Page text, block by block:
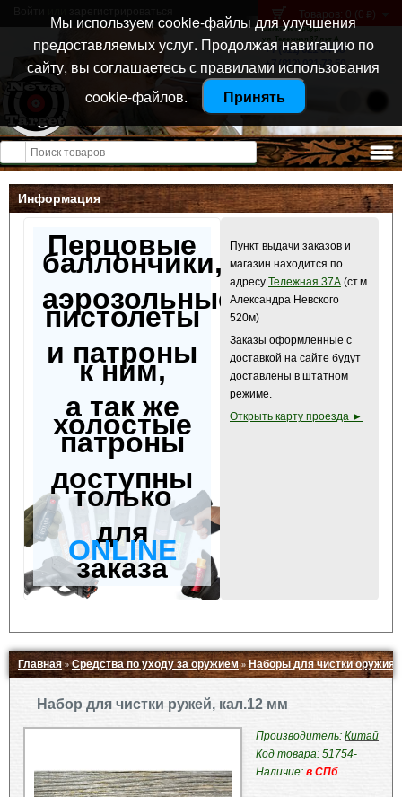
Санкт-Петербург
ул. Тележная 37 лит А
+7 (911) 021-04-08
+7 (812) 921-73-50
Товаров: 0 (0 p )
Открыть меню
Информация
Перцовые
баллончики,
аэрозольные
пистолеты
и патроны
к ним,
а так же
холостые
патроны
доступны
только
для
ONLINE
заказа
Пункт выдачи заказов и
магазин находится по
адресу Тележная 37А (ст.м.
Александра Невского
520м)
Заказы оформленные с
доставкой на сайте будут
доставлены в штатном
режиме.
Открыть карту проезда ►
Главная»Средства по уходу за оружием» Наборы для чистки оружия
Набор для чистки ружей, кал.12 мм
Производитель: Китай
Код товара: 51754-
Наличие: в СПб
Мы используем cookie-файлы для улучшения
предоставляемых услуг. Продолжая навигацию по
сайту, вы соглашаетесь с правилами использования
cookie-файлов.
Принять